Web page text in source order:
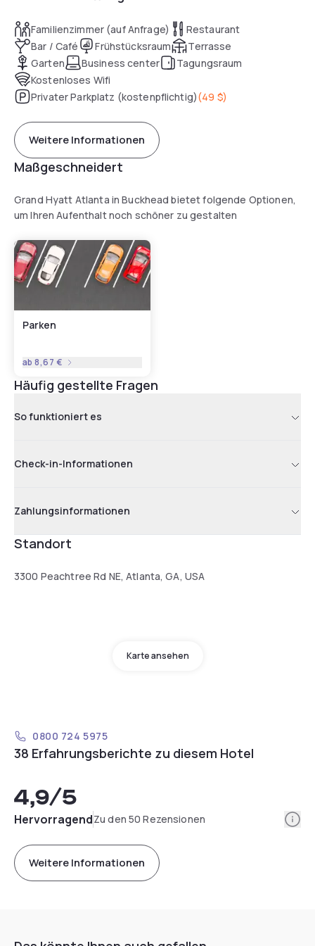
Familienzimmer (auf Anfrage)
Restaurant
Bar / Café
Frühstücksraum
Terrasse
Garten
Business center
Tagungsraum
Kostenloses Wifi
Privater Parkplatz (kostenpflichtig)(49 $)
Weitere Informationen
Maßgeschneidert
Grand Hyatt Atlanta in Buckhead bietet folgende Optionen,
um Ihren Aufenthalt noch schöner zu gestalten
Parken
ab8,67 €
Häufig gestellte Fragen
So funktioniert es
Check-in-Informationen
Zahlungsinformationen
Standort
3300 Peachtree Rd NE, Atlanta, GA, USA
Karte ansehen
0800 724 5975
38 Erfahrungsberichte zu diesem Hotel
4,9/5
HervorragendZu den 50 Rezensionen
Weitere Informationen